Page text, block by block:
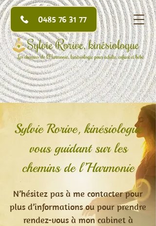
0485 76 31 77
Sylvie Rorive, kinésiologue
vous guidant sur les
chemins de l’Harmonie
N’hésitez pas à me contacter pour
plus d’informations ou pour prendre
rendez-vous à mon cabinet à